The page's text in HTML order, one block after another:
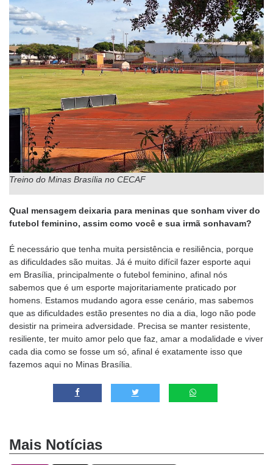
Treino do Minas Brasília no CECAF
Qual mensagem deixaria para meninas que sonham viver do
futebol feminino, assim como você e sua irmã sonhavam?
É necessário que tenha muita persistência e resiliência, porque
as dificuldades são muitas. Já é muito difícil fazer esporte aqui
em Brasília, principalmente o futebol feminino, afinal nós
sabemos que é um esporte majoritariamente praticado por
homens. Estamos mudando agora esse cenário, mas sabemos
que as dificuldades estão presentes no dia a dia, logo não pode
desistir na primeira adversidade. Precisa se manter resistente,
resiliente, ter muito amor pelo que faz, amar a modalidade e viver
cada dia como se fosse um só, afinal é exatamente isso que
fazemos aqui no Minas Brasília.
Mais Notícias